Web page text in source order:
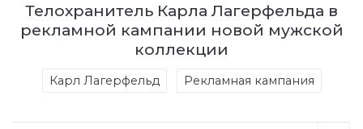
Телохранитель Карла Лагерфельда в
рекламной кампании новой мужской
коллекции
Карл Лагерфельд Рекламная кампания